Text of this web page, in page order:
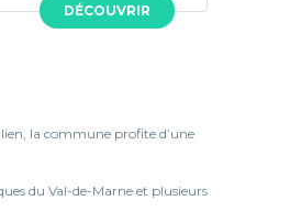
DÉCOUVRIR
la commune profite d’une
du Val-de-Marne et plusieurs